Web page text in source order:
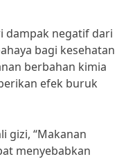
dampak negatif dari
bagi kesehatan
berbahan kimia
efek buruk
gizi, “Makanan
menyebabkan